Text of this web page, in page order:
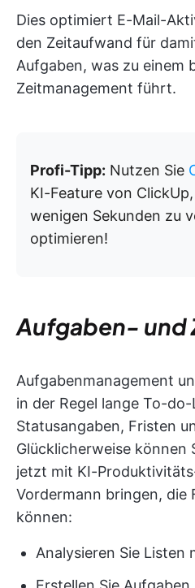
Dies optimiert E-Mail-
den Zeitaufwand für
Aufgaben, was zu einem
Zeitmanagement führt.
Profi-Tipp: Nutzen Sie
KI-Feature von
wenigen Sekunden zu
optimieren!
Aufgaben- und
Aufgabenmanagement
in der Regel lange To-
Statusangaben, Fristen
Glücklicherweise können
jetzt mit KI-
Vordermann bringen, die
können:
Analysieren Sie Listen